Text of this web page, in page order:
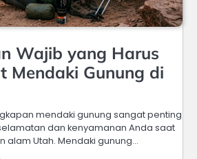
Wajib yang Harus
Mendaki Gunung di
mendaki gunung sangat penting
dan kenyamanan Anda saat
alam Utah. Mendaki gunung…